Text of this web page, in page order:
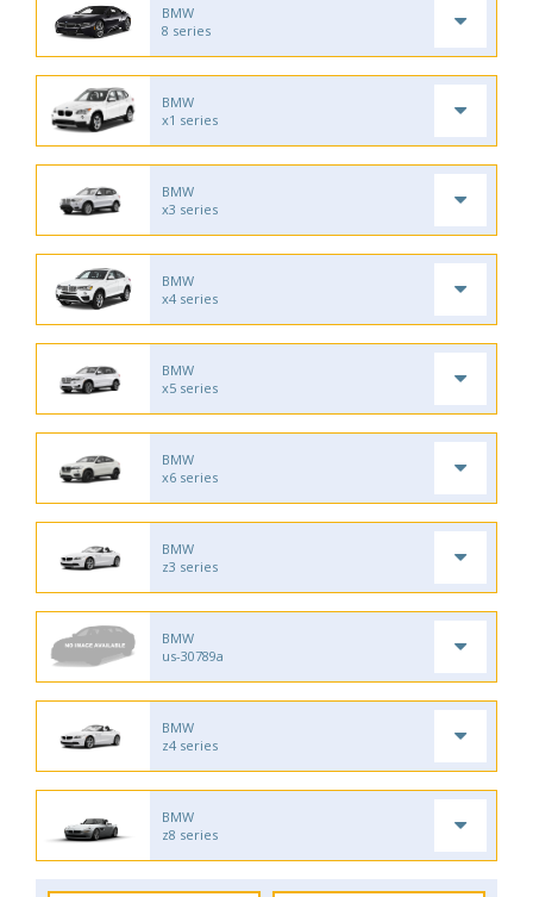
BMW
8 series
BMW
x1 series
BMW
x3 series
BMW
x4 series
BMW
x5 series
BMW
x6 series
BMW
z3 series
BMW
us-30789a
BMW
z4 series
BMW
z8 series